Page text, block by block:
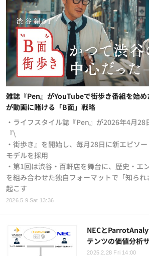
2026.5.9 Sat 13:36
雑誌『Pen』がYouTubeで街歩き番組を始
が動画に賭ける「B面」戦略
・ライフスタイル誌『Pen』が2026年4月
『\
・街歩き』を開始し、毎月28日に新エピソ
モデルを採用
・第1回は渋谷・百軒店を舞台に、歴史・エ
を組み合わせた独自フォーマットで「知ら
起こす
NECと
テンツの価値分析
2025.2.28 Fri 14:00